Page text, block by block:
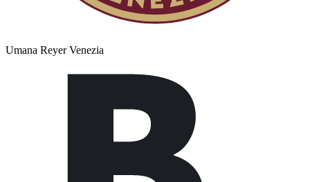
Umana Reyer Venezia